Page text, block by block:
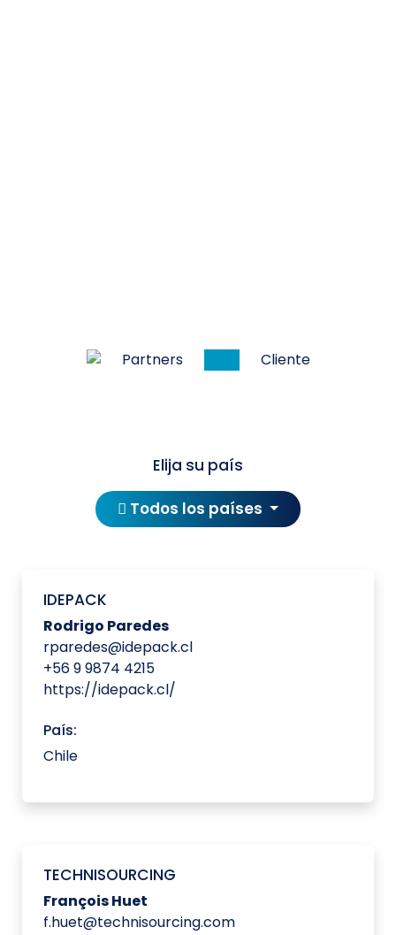
Partners Cliente
Elija su país
Todos los países
IDEPACK
Rodrigo Paredes
rparedes@idepack.cl
+56 9 9874 4215
https://idepack.cl/
País:
Chile
TECHNISOURCING
François Huet
f.huet@technisourcing.com